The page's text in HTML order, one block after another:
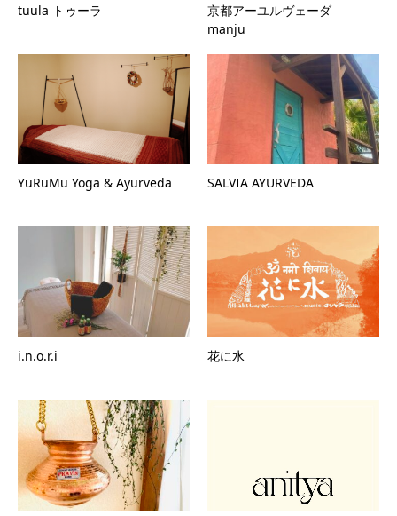
tuula トゥーラ
京都アーユルヴェーダ
manju
YuRuMu Yoga & Ayurveda SALVIA AYURVEDA
i.n.o.r.i 花に水